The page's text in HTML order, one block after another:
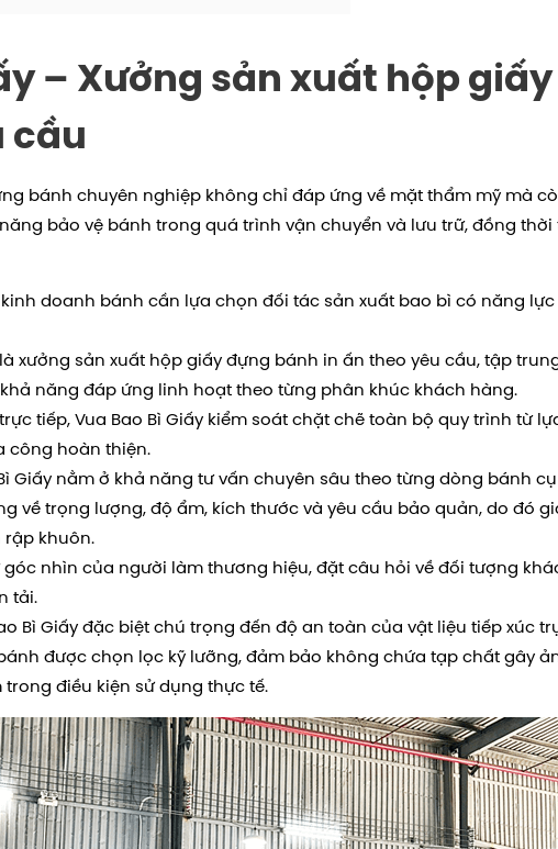
– Xưởng sản xuất hộp
cầu
bánh chuyên nghiệp không chỉ đáp ứng về mặt thẩm mỹ mà
bảo vệ bánh trong quá trình vận chuyển và lưu trữ, đồng
doanh bánh cần lựa chọn đối tác sản xuất bao bì có năng
xưởng sản xuất hộp giấy đựng bánh in ấn theo yêu cầu, tập
năng đáp ứng linh hoạt theo từng phân khúc khách hàng.
tiếp, Vua Bao Bì Giấy kiểm soát chặt chẽ toàn bộ quy trình từ
công hoàn thiện.
Giấy nằm ở khả năng tư vấn chuyên sâu theo từng dòng bánh
về trọng lượng, độ ẩm, kích thước và yêu cầu bảo quản, do đó
khuôn.
nhìn của người làm thương hiệu, đặt câu hỏi về đối tượng
tải.
Bì Giấy đặc biệt chú trọng đến độ an toàn của vật liệu tiếp xúc
được chọn lọc kỹ lưỡng, đảm bảo không chứa tạp chất gây
điều kiện sử dụng thực tế.